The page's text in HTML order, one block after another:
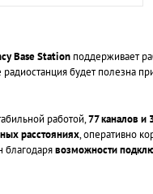
Base Station поддерживает
будет полезна
работой,77 каналов и
расстояниях, оперативно
благодарявозможности